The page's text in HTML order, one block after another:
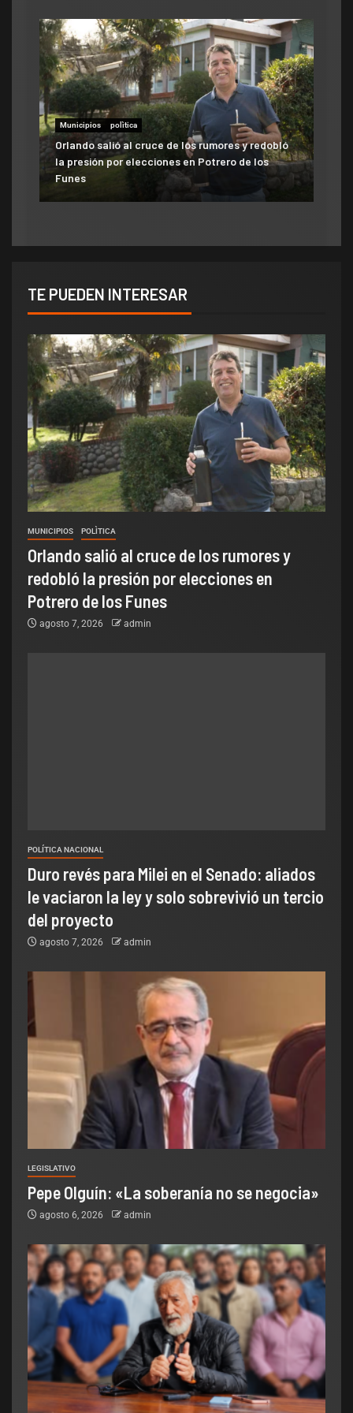
Municipios polìtica
Orlando salió al cruce de los rumores y redobló
la presión por elecciones en Potrero de los
Funes
Municipios
ATE salió con los tapones de punta contra el
aumento del 10% que otorgó la Municipalidad:
«Consolida salarios de pobreza»
TE PUEDEN INTERESAR
MUNICIPIOS POLÌTICA
Orlando salió al cruce de los rumores y
redobló la presión por elecciones en
Potrero de los Funes
agosto 7, 2026 admin
POLÍTICA NACIONAL
Duro revés para Milei en el Senado: aliados
le vaciaron la ley y solo sobrevivió un tercio
del proyecto
agosto 7, 2026 admin
LEGISLATIVO
Pepe Olguín: «La soberanía no se negocia»
agosto 6, 2026 admin